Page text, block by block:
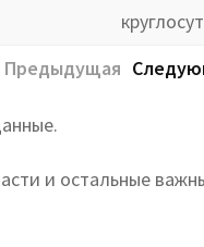
Предыдущая
и остальные